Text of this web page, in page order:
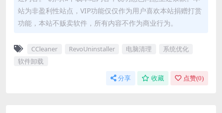
站为非盈利性站点，VIP功能仅仅作为用户喜欢本站捐赠打赏
功能，本站不贩卖软件，所有内容不作为商业行为。
CCleaner RevoUninstaller 电脑清理
系统优化
软件卸载
分享 收藏 点赞(0)